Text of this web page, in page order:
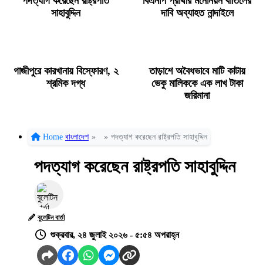
সাহাবুদ্দিন
দাবি অব্যাহত নান্দাইলে
গাজীপুরে কারখানায় বিস্ফোরণ, ২
শ্রমিক দগ্ধ
তাড়াশে অবৈধভাবে মাটি কাটায়
ভেকু মালিককে এক লাখ টাকা
জরিমানা
Home বাংলাদেশ » » পদত্যাগ করেছেন রাষ্ট্রপতি সাহাবুদ্দিন
পদত্যাগ করেছেন রাষ্ট্রপতি সাহাবুদ্দিন
বুলেটিন বার্তা
শুক্রবার, ২৪ জুলাই ২০২৬ - ৫:৫৪ অপরাহ্ন